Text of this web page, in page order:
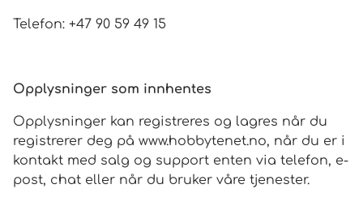
Telefon: +47 90 59 49 15
Opplysninger som innhentes
Opplysninger kan registreres og lagres når du
registrerer deg på www.hobbytenet.no, når du er i
kontakt med salg og support enten via telefon, e-
post, chat eller når du bruker våre tjenester.